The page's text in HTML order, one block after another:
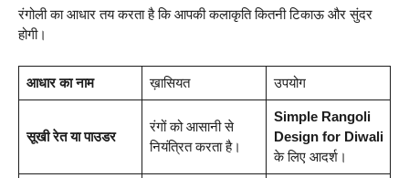
रंगोली का आधार तय करता है कि आपकी कलाकृति कितनी टिकाऊ और सुंदर
होगी।
आधार का नाम ख़ासियत उपयोग
सूखी रेत या पाउडर
रंगों को आसानी से
नियंत्रित करता है।
Simple Rangoli
Design for Diwali
के लिए आदर्श।